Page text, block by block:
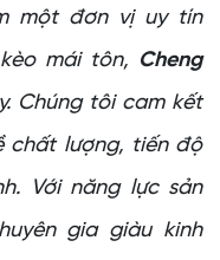
đơn vị uy tín
mái tôn, Cheng
Chúng tôi cam kết
chất lượng, tiến độ
Với năng lực sản
gia giàu kinh